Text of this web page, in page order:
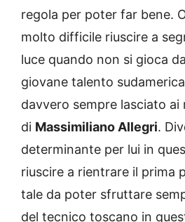
regola per poter far bene.
molto difficile riuscire a
luce quando non si gioca
giovane talento
davvero sempre lasciato
di Massimiliano Allegri.
determinante per lui in
riuscire a rientrare il prima
tale da poter sfruttare
del tecnico toscano in